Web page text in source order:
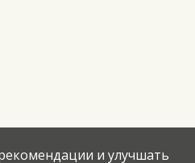
и улучшать